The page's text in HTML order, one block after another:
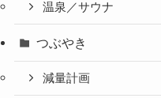
温泉／サウナ
つぶやき
減量計画